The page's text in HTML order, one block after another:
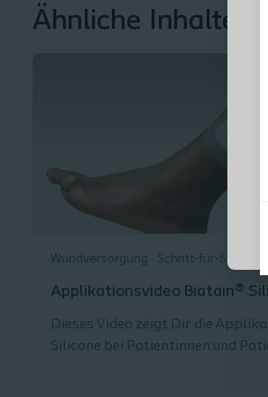
Ähnliche Inhalte
Wundversorgung Schritt-für-Schritt
Applikationsvideo Biatain®
Dieses Video zeigt Dir die
Silicone bei Patientinnen und